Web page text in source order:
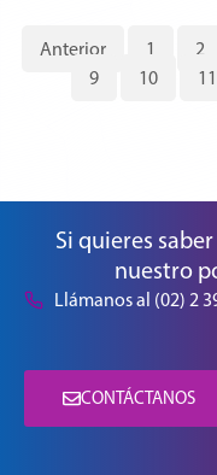
Anterior 1 2
9
10 11
Si quieres
nuestro
Llámanos al (02) 2
CONTÁCTANOS